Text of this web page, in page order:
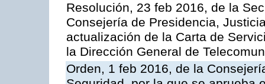
Resolución, 23 feb 2016, de la
Consejería de Presidencia,
actualización de la Carta de
la Dirección General de
Orden, 1 feb 2016, de la